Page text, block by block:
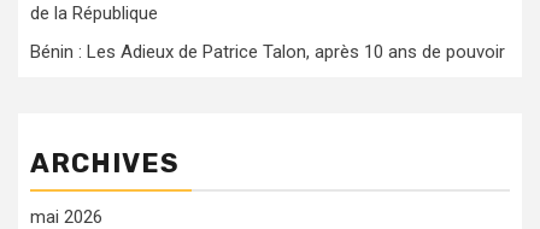
de la République
Bénin : Les Adieux de Patrice Talon, après 10 ans de pouvoir
ARCHIVES
mai 2026